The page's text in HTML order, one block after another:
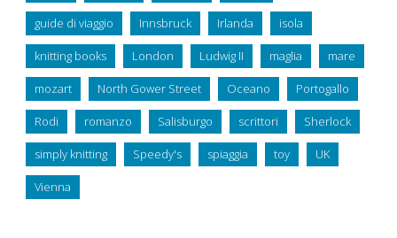
guide di viaggio Innsbruck Irlanda isola
knitting books London Ludwig II maglia mare
mozart North Gower Street Oceano Portogallo
Rodi romanzo Salisburgo scrittori Sherlock
simply knitting Speedy's spiaggia toy UK
Vienna